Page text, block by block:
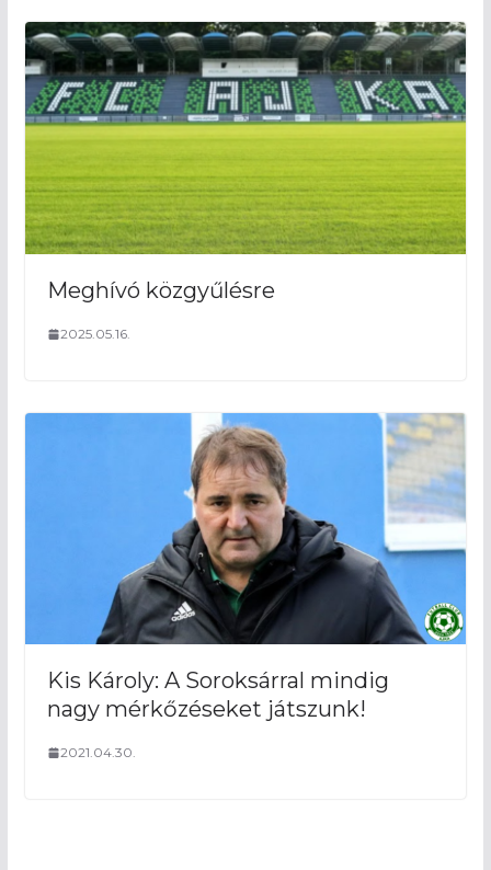
Meghívó közgyűlésre
2025.05.16.
Kis Károly: A Soroksárral mindig
nagy mérkőzéseket játszunk!
2021.04.30.